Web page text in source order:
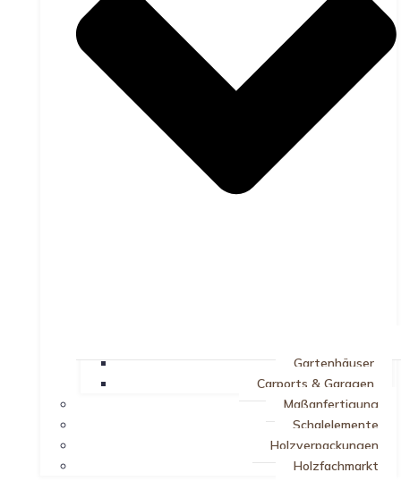
Gartenhäuser
Carports & Garagen
Maßanfertigung
Schalelemente
Holzverpackungen
Holzfachmarkt